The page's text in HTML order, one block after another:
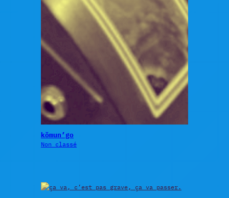
kŏmun’go
Non classé